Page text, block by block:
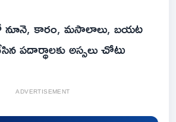
కారం, మసాలాలు, బయట
పదార్థాలకు అస్సలు చోటు
ADVERTISEMENT